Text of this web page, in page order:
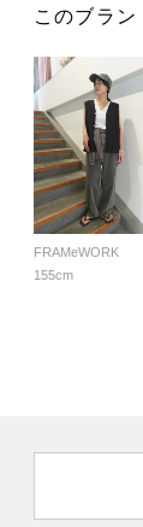
このブラ
FRAMeWORK
155cm